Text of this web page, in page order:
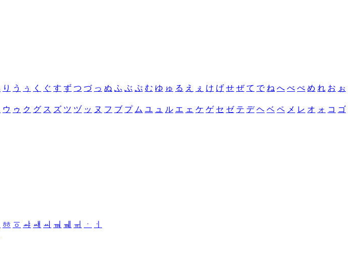
り う ぅ く ぐ す ず つ づ っ ぬ ふ ぶ ぷ む ゆ ゅ る え ぇ け げ せ ぜ て で ね へ べ ぺ め れ お ぉ
ウ ゥ ク グ ス ズ ツ ヅ ッ ヌ フ ブ プ ム ユ ュ ル エ ェ ケ ゲ セ ゼ テ デ ヘ ベ ペ メ レ オ ォ コ ゴ
ㆅ ㆆ ㆇ ㆈ ㆉ ㆊ ㆋ ㆌ ㆍ
ㆎ